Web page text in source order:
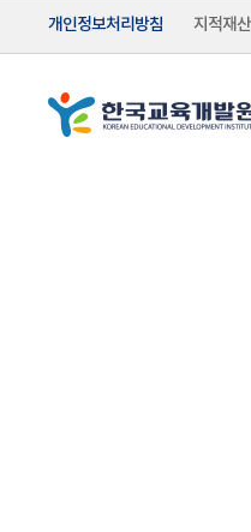
개인정보처리방침 지적재